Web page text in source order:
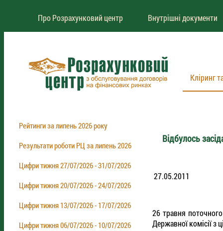
Про Розрахунковий центр Внутрішні документи
Кліринг
Рейтинги за липень 2026 року
Результати роботи РЦ за липень 2026
Цифри тижня 27/07/2026 - 31/07/2026
Цифри тижня 20/07/2026 - 24/07/2026
Цифри тижня 13/07/2026 - 17/07/2026
Цифри тижня 06/07/2026 - 10/07/2026
Відбулось
27.05.2011
26 травня
Державної комісії з